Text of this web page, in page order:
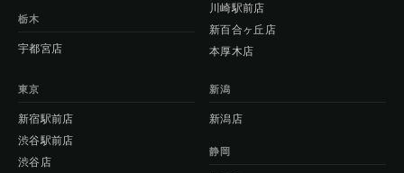
栃木
宇都宮店
川崎駅前店
新百合ヶ丘店
本厚木店
東京
新宿駅前店
渋谷駅前店
渋谷店
新潟
新潟店
静岡